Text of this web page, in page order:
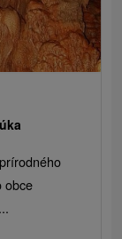
obce